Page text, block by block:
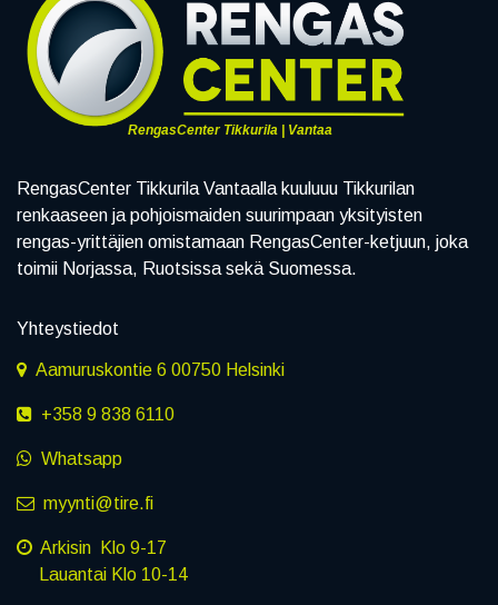
RengasCenter Tikkurila | Vantaa
RengasCenter Tikkurila Vantaalla kuuluuu Tikkurilan
renkaaseen ja pohjoismaiden suurimpaan yksityisten
rengas-yrittäjien omistamaan RengasCenter-ketjuun, joka
toimii Norjassa, Ruotsissa sekä Suomessa.
Yhteystiedot
Aamuruskontie 6 00750 Helsinki
+358 9 838 6110
Whatsapp
myynti@tire.fi
Arkisin Klo 9-17
Lauantai Klo 10-14